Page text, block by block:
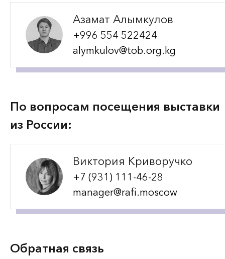
Азамат Алымкулов
+996 554 522424
alymkulov@tob.org.kg
По вопросам посещения выставки
из России:
Виктория Криворучко
+7 (931) 111-46-28
manager@rafi.moscow
Обратная связь